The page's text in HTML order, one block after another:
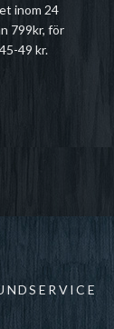
inom 24
799kr, för
49 kr.